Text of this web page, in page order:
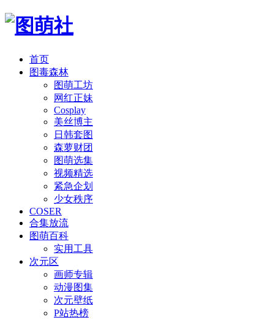
首页
图毒森林
图萌工坊
网红正妹
Cosplay
美丝博主
日韩套图
森萝财团
图萌选集
视频精选
紧急企划
少女秩序
COSER
合集放流
图萌百科
实用工具
次元区
画师专辑
动漫图集
次元壁纸
P站热榜